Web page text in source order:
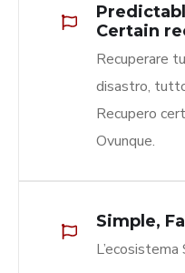
Certain
Recuperare
disastro,
Recupero
Ovunque.
Simple,